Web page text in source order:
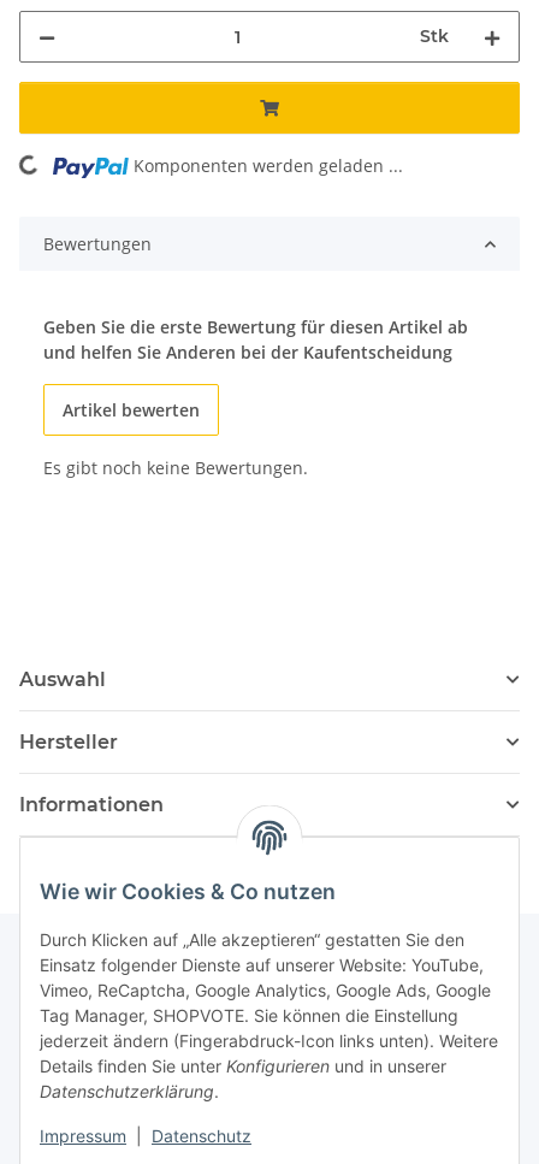
Wie wir Cookies & Co nutzen
Durch Klicken auf „Alle akzeptieren“ gestatten Sie den
Einsatz folgender Dienste auf unserer Website: YouTube,
Vimeo, ReCaptcha, Google Analytics, Google Ads, Google
Tag Manager, SHOPVOTE. Sie können die Einstellung
jederzeit ändern (Fingerabdruck-Icon links unten). Weitere
Details finden Sie unter Konfigurieren und in unserer
Datenschutzerklärung.
Impressum Datenschutz
Stk
Loading... Komponenten werden geladen ...
Bewertungen
Geben Sie die erste Bewertung für diesen Artikel ab
und helfen Sie Anderen bei der Kaufentscheidung
Artikel bewerten
Es gibt noch keine Bewertungen.
Auswahl
Hersteller
Informationen
Newsletter Abonnieren
Bitte senden Sie mir entsprechend Ihrer
Datenschutzerklärung
regelmäßig und jederzeit widerruflich
Informationen zu Ihrem Produktsortiment per E-Mail zu.